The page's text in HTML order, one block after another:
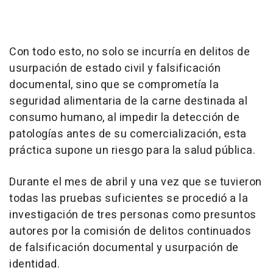
Con todo esto, no solo se incurría en delitos de
usurpación de estado civil y falsificación
documental, sino que se comprometía la
seguridad alimentaria de la carne destinada al
consumo humano, al impedir la detección de
patologías antes de su comercialización, esta
práctica supone un riesgo para la salud pública.
Durante el mes de abril y una vez que se tuvieron
todas las pruebas suficientes se procedió a la
investigación de tres personas como presuntos
autores por la comisión de delitos continuados
de falsificación documental y usurpación de
identidad.